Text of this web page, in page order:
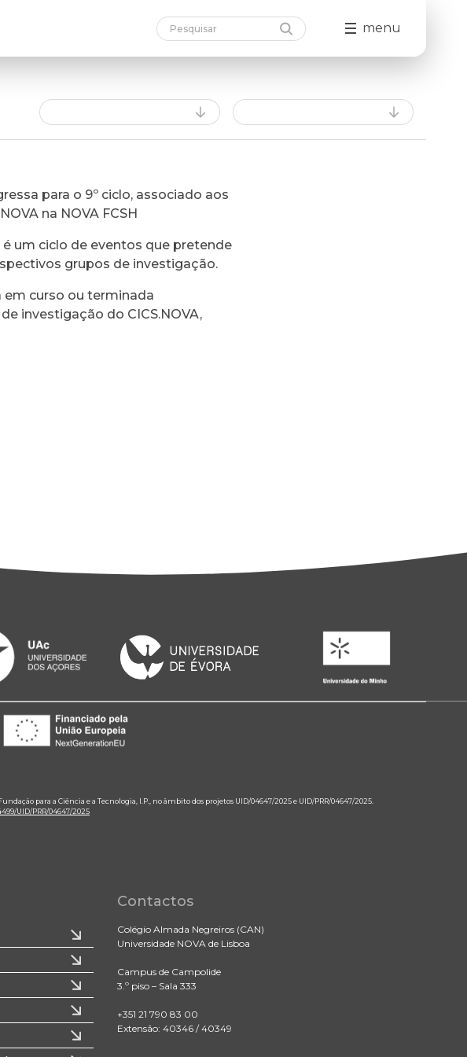
menu
para o 9º ciclo, associado aos
na NOVA FCSH
um ciclo de eventos que pretende
grupos de investigação.
em curso ou terminada
investigação do CICS.NOVA,
para a Ciência e a Tecnologia, I.P., no âmbito dos projetos UID/04647/2025 e UID/PRR/04647/2025.
UID/PRR/04647/2025
Contactos
Colégio Almada Negreiros (CAN)
Universidade NOVA de Lisboa
Campus de Campolide
3.º piso – Sala 333
+351 21 790 83 00
Extensão: 40346 / 40349